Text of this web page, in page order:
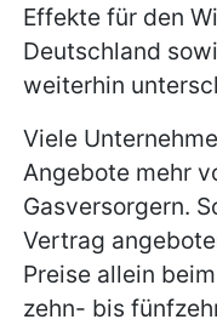
Effekte für den
Deutschland
weiterhin
Viele
Angebote mehr
Gasversorgern.
Vertrag
Preise allein
zehn- bis